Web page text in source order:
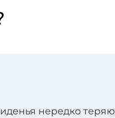
нередко